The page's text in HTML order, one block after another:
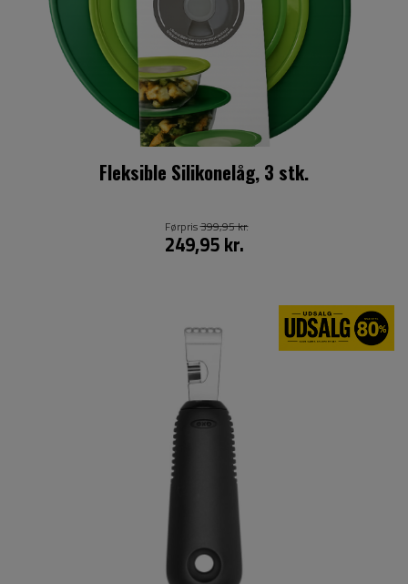
Fleksible Silikonelåg, 3 stk.
249,95 kr.
Førpris399,95 kr.